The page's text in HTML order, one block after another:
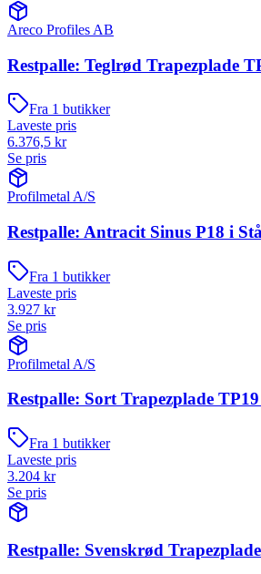
Areco Profiles AB
Restpalle: Teglrød Trapezplade
Fra 1 butikker
Laveste pris
6.376,5 kr
Se pris
Profilmetal A/S
Restpalle: Antracit Sinus P18 i
Fra 1 butikker
Laveste pris
3.927 kr
Se pris
Profilmetal A/S
Restpalle: Sort Trapezplade
Fra 1 butikker
Laveste pris
3.204 kr
Se pris
Restpalle: Svenskrød